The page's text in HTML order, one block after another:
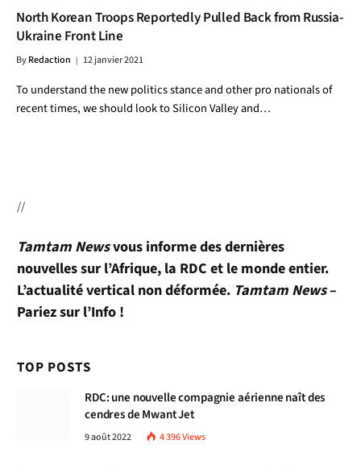
North Korean Troops Reportedly Pulled Back from Russia-
Ukraine Front Line
ByRedaction 12 janvier 2021
To understand the new politics stance and other pro nationals of
recent times, we should look to Silicon Valley and…
//
Tamtam Newsvous informe des dernières
nouvelles sur l’Afrique, la RDC et le monde entier.
L’actualité vertical non déformée. Tamtam News–
Pariez sur l’Info !
TOP POSTS
RDC: une nouvelle compagnie aérienne naît des
cendres de Mwant Jet
9 août 2022 4 396Views